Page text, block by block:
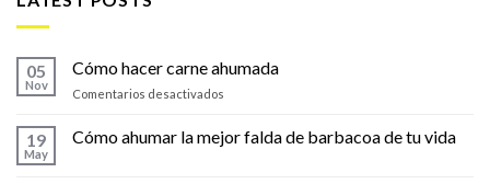
05
Nov
Cómo hacer carne ahumada
Comentarios desactivados
hacer
carne
19
May
Cómo ahumar la mejor falda de barbacoa de tu vida